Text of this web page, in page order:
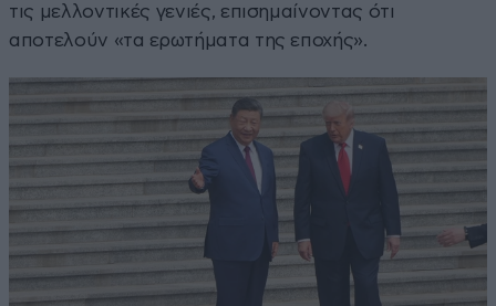
τις μελλοντικές γενιές, επισημαίνοντας ότι
αποτελούν «τα ερωτήματα της εποχής».